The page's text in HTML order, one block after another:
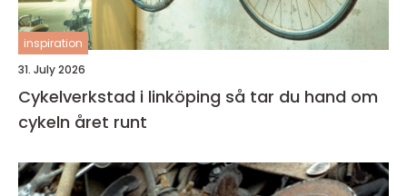
inspiration
31. July 2026
Cykelverkstad i linköping så tar du hand om
cykeln året runt